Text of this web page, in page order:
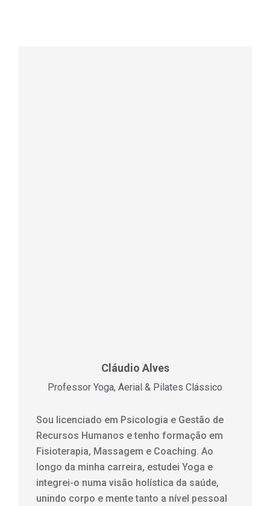
Cláudio Alves
Professor Yoga, Aerial & Pilates Clássico
Sou licenciado em Psicologia e Gestão de
Recursos Humanos e tenho formação em
Fisioterapia, Massagem e Coaching. Ao
longo da minha carreira, estudei Yoga e
integrei-o numa visão holística da saúde,
unindo corpo e mente tanto a nível pessoal